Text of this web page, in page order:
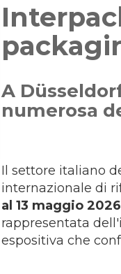
A
numerosa
Il settore italiano
internazionale di
al 13 maggio 2026
rappresentata
espositiva che